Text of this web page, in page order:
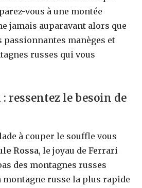
vous à une montée
jamais auparavant alors que
manèges et
russes qui vous
ressentez le besoin de
à couper le souffle vous
Rossa, le joyau de Ferrari
des montagnes russes
montagne russe la plus rapide